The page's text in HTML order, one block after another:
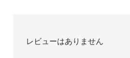
レビューはありません